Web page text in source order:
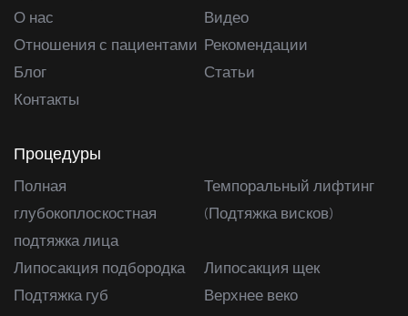
О нас
Видео
Отношения с пациентами Рекомендации
Блог
Статьи
Контакты
Процедуры
Полная
глубокоплоскостная
подтяжка лица
Темпоральный лифтинг
(Подтяжка висков)
Липосакция подбородка
Липосакция щек
Подтяжка губ
Верхнее веко